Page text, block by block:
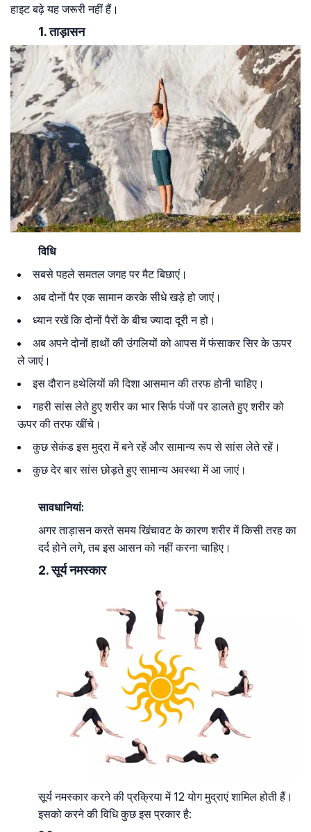
हाइट बढ़े यह जरूरी नहीं हैं।
1. ताड़ासन
विधि
सबसे पहले समतल जगह पर मैट बिछाएं।
अब दोनों पैर एक सामान करके सीधे खड़े हो जाएं।
ध्यान रखें कि दोनों पैरों के बीच ज्यादा दूरी न हो।
अब अपने दोनों हाथों की उंगलियों को आपस में फंसाकर सिर के ऊपर
ले जाएं।
इस दौरान हथेलियों की दिशा आसमान की तरफ होनी चाहिए।
गहरी सांस लेते हुए शरीर का भार सिर्फ पंजों पर डालते हुए शरीर को
ऊपर की तरफ खींचे।
कुछ सेकंड इस मुद्रा में बने रहें और सामान्य रूप से सांस लेते रहें।
कुछ देर बार सांस छोड़ते हुए सामान्य अवस्था में आ जाएं।
सावधानियां:
अगर ताड़ासन करते समय खिंचावट के कारण शरीर में किसी तरह का
दर्द होने लगे, तब इस आसन को नहीं करना चाहिए।
2. सूर्य नमस्कार
सूर्य नमस्कार करने की प्रक्रिया में 12 योग मुद्राएं शामिल होती हैं।
इसको करने की विधि कुछ इस प्रकार है: